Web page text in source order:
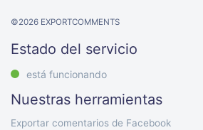
©2026 EXPORTCOMMENTS
Estado del servicio
está funcionando
Nuestras herramientas
Exportar comentarios de Facebook